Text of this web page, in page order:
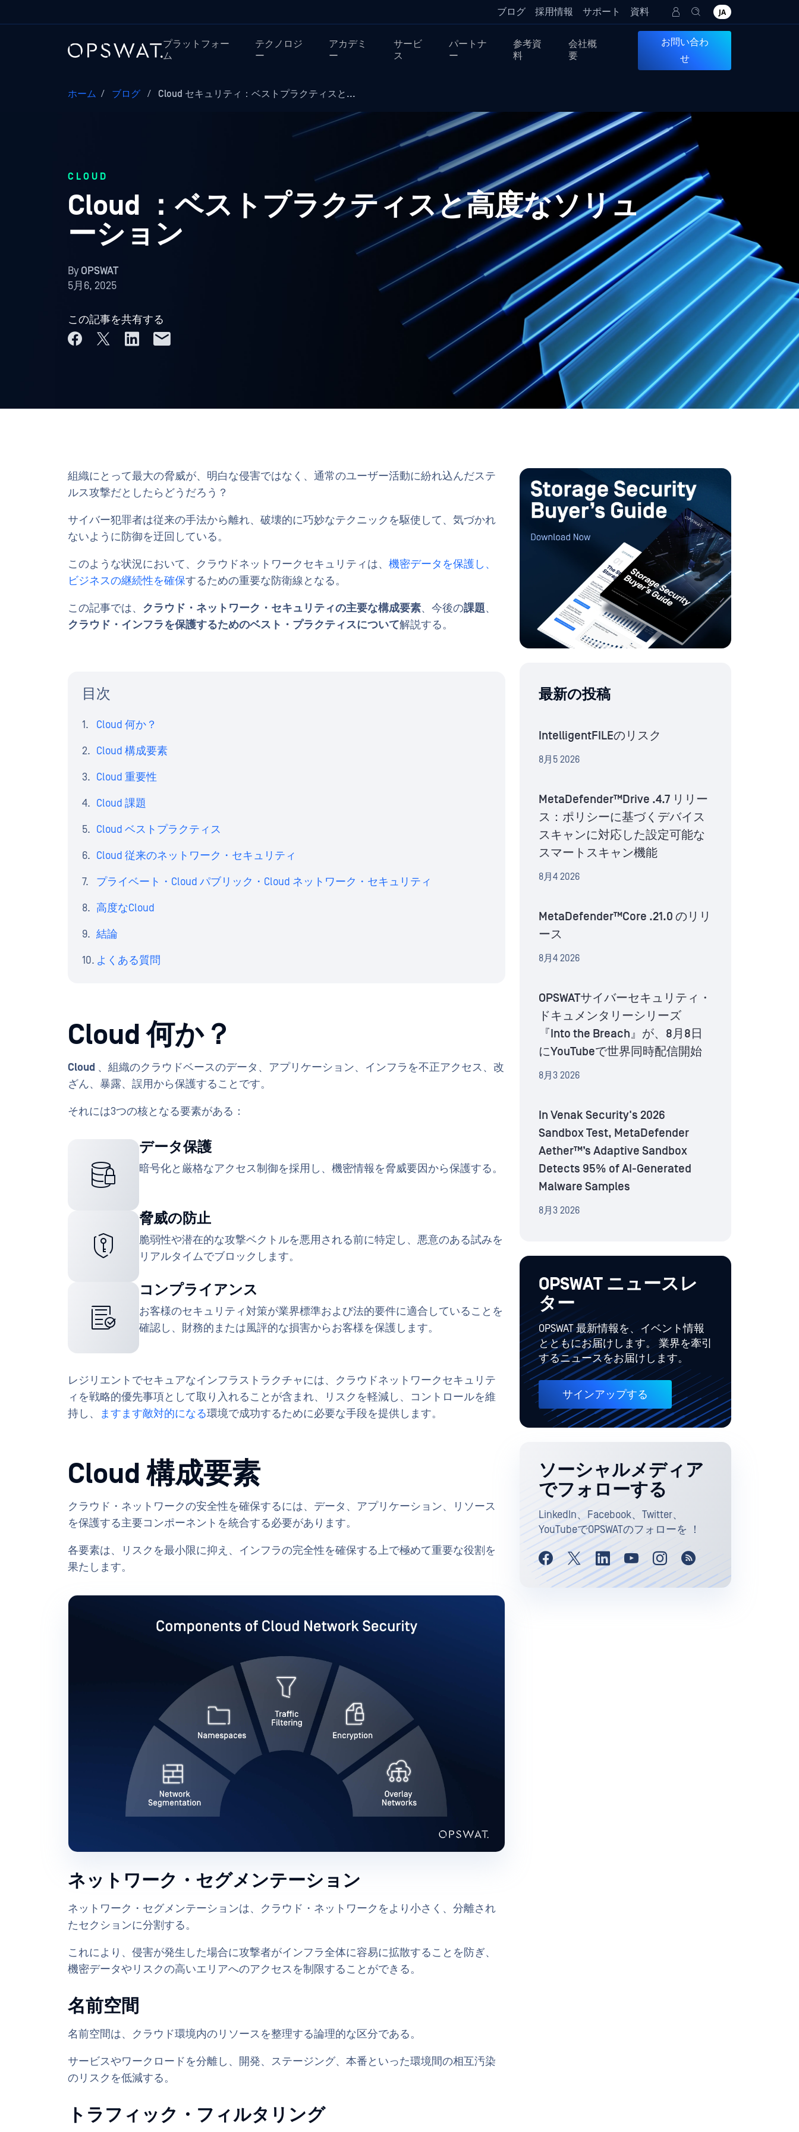
ブログ 採用情報 サポート 資料 JA
プラットフォー
ム
テクノロジ
ー
アカデミ
ー
サービ
ス
パートナ
ー
参考資
料
会社概
要
お問い合わ
せ
ホーム / ブログ / Cloud セキュリティ：ベストプラクティスと...
CLOUD
Cloud ：ベストプラクティスと高度なソリュ
ーション
ByOPSWAT
5月6, 2025
この記事を共有する
組織にとって最大の脅威が、明白な侵害ではなく、通常のユーザー活動に紛れ込んだステ
ルス攻撃だとしたらどうだろう？
サイバー犯罪者は従来の手法から離れ、破壊的に巧妙なテクニックを駆使して、気づかれ
ないように防御を迂回している。
このような状況において、クラウドネットワークセキュリティは、 機密データを保護し、
ビジネスの継続性を確保するための重要な防衛線となる。
この記事では、 クラウド・ネットワーク・セキュリティの主要な構成要素、今後の課題、
クラウド・インフラを保護するためのベスト・プラクティスについて解説する。
目次
Cloud 何か？
Cloud 構成要素
Cloud 重要性
Cloud 課題
Cloud ベストプラクティス
Cloud 従来のネットワーク・セキュリティ
プライベート・Cloud パブリック・Cloud ネットワーク・セキュリティ
高度なCloud
結論
よくある質問
Cloud 何か？
Cloud 、組織のクラウドベースのデータ、アプリケーション、インフラを不正アクセス、改
ざん、暴露、誤用から保護することです。
それには3つの核となる要素がある：
データ保護
暗号化と厳格なアクセス制御を採用し、機密情報を脅威要因から保護する。
脅威の防止
脆弱性や潜在的な攻撃ベクトルを悪用される前に特定し、悪意のある試みを
リアルタイムでブロックします。
コンプライアンス
お客様のセキュリティ対策が業界標準および法的要件に適合していることを
確認し、財務的または風評的な損害からお客様を保護します。
レジリエントでセキュアなインフラストラクチャには、クラウドネットワークセキュリテ
ィを戦略的優先事項として取り入れることが含まれ、リスクを軽減し、コントロールを維
持し、
ますます敵対的になる環境で成功するために必要な手段を提供します。
Cloud 構成要素
クラウド・ネットワークの安全性を確保するには、データ、アプリケーション、リソース
を保護する主要コンポーネントを統合する必要があります。
各要素は、リスクを最小限に抑え、インフラの完全性を確保する上で極めて重要な役割を
果たします。
ネットワーク・セグメンテーション
ネットワーク・セグメンテーションは、クラウド・ネットワークをより小さく、分離され
たセクションに分割する。
これにより、侵害が発生した場合に攻撃者がインフラ全体に容易に拡散することを防ぎ、
機密データやリスクの高いエリアへのアクセスを制限することができる。
名前空間
名前空間は、クラウド環境内のリソースを整理する論理的な区分である。
サービスやワークロードを分離し、開発、ステージング、本番といった環境間の相互汚染
のリスクを低減する。
トラフィック・フィルタリング
最新の投稿
IntelligentFILEのリスク
8月5 2026
MetaDefender™Drive .4.7 リリー
ス：ポリシーに基づくデバイス
スキャンに対応した設定可能な
スマートスキャン機能
8月4 2026
MetaDefender™Core .21.0 のリリ
ース
8月4 2026
OPSWATサイバーセキュリティ・
ドキュメンタリーシリーズ
『Into the Breach』が、8月8日
にYouTubeで世界同時配信開始
8月3 2026
In Venak Security's 2026
Sandbox Test, MetaDefender
Aether™’s Adaptive Sandbox
Detects 95% of AI-Generated
Malware Samples
8月3 2026
OPSWAT ニュースレ
ター
OPSWAT 最新情報を、イベント情報
とともにお届けします。 業界を牽引
するニュースをお届けします。
サインアップする
ソーシャルメディア
でフォローする
LinkedIn、Facebook、Twitter、
YouTubeでOPSWATのフォローを ！